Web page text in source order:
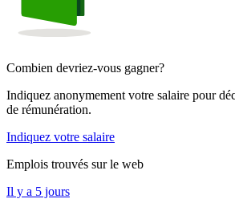
Combien devriez-vous gagner?
Indiquez anonymement votre salaire pour
de rémunération.
Indiquez votre salaire
Emplois trouvés sur le web
Il y a 5 jours